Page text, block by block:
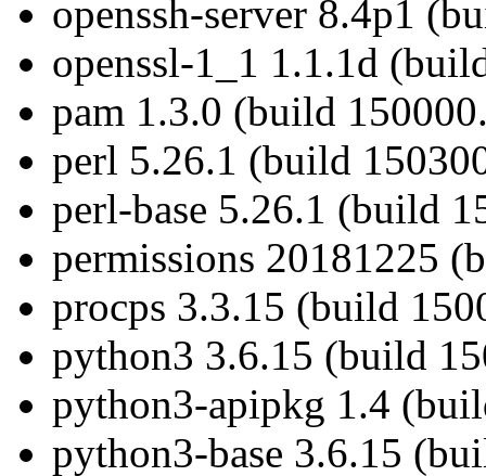
openssh-server 8.4p1
openssl-1_1 1.1.1d
pam 1.3.0 (build
perl 5.26.1 (build
perl-base 5.26.1 (build
permissions 20181225
procps 3.3.15 (build
python3 3.6.15 (build
python3-apipkg 1.4
python3-base 3.6.15